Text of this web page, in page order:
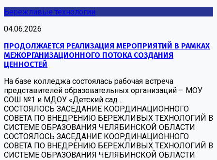
Бережливые технологии
04.06.2026
ПРОДОЛЖАЕТСЯ РЕАЛИЗАЦИЯ МЕРОПРИЯТИЙ В РАМКАХ
МЕЖОРГАНИЗАЦИОННОГО ПОТОКА СОЗДАНИЯ
ЦЕННОСТЕЙ
На базе колледжа состоялась рабочая встреча
представителей образовательных организаций – МОУ
СОШ №1 и МДОУ «Детский сад ...
СОСТОЯЛОСЬ ЗАСЕДАНИЕ КООРДИНАЦИОННОГО
СОВЕТА ПО ВНЕДРЕНИЮ БЕРЕЖЛИВЫХ ТЕХНОЛОГИЙ В
СИСТЕМЕ ОБРАЗОВАНИЯ ЧЕЛЯБИНСКОЙ ОБЛАСТИ
СОСТОЯЛОСЬ ЗАСЕДАНИЕ КООРДИНАЦИОННОГО
СОВЕТА ПО ВНЕДРЕНИЮ БЕРЕЖЛИВЫХ ТЕХНОЛОГИЙ В
СИСТЕМЕ ОБРАЗОВАНИЯ ЧЕЛЯБИНСКОЙ ОБЛАСТИ